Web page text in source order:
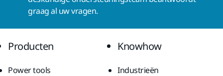
graag al uw vragen.
Producten
Power tools
Knowhow
Industrieën